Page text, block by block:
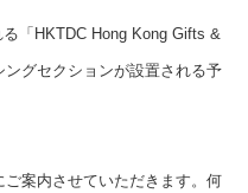
「HKTDC Hong Kong Gifts &
グセクションが設置される予
案内させていただきます。何